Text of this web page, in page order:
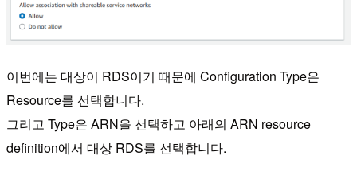
이번에는 대상이 RDS이기 때문에 Configuration Type은
Resource를 선택합니다.
그리고 Type은 ARN을 선택하고 아래의 ARN resource
definition에서 대상 RDS를 선택합니다.